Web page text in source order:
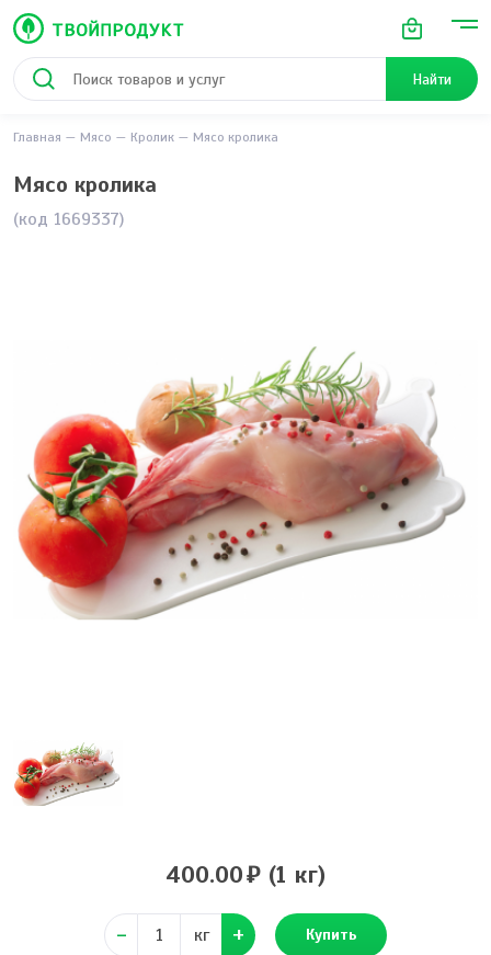
Найти
Главная Мясо Кролик Мясо кролика
Мясо кролика
(код 1669337)
400.00 (1 кг)
кг Купить